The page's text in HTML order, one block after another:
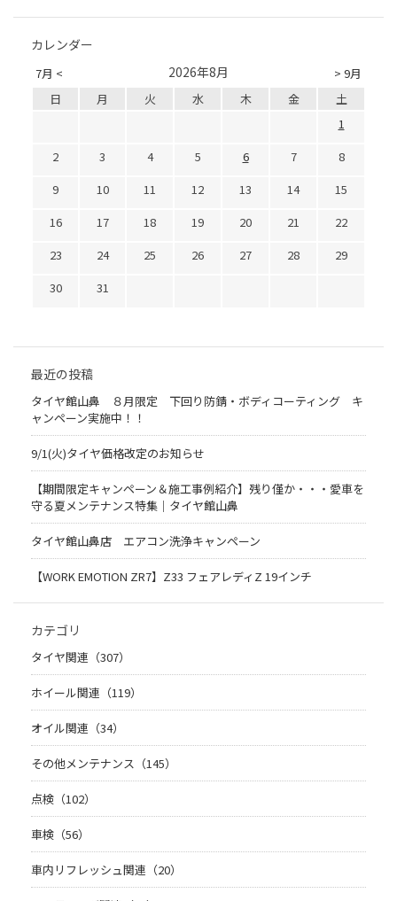
カレンダー
7月 < > 9月
2026年8月
日 月 火 水 木 金
土
1
2
3 4 5 6 7
8
9
10 11 12 13 14
15
16
17 18 19 20 21
22
23
24 25 26 27 28
29
30
31
最近の投稿
タイヤ館山鼻 ８月限定 下回り防錆・ボディコーティング キ
ャンペーン実施中！！
9/1(火)タイヤ価格改定のお知らせ
【期間限定キャンペーン＆施工事例紹介】残り僅か・・・愛車を
守る夏メンテナンス特集｜タイヤ館山鼻
タイヤ館山鼻店 エアコン洗浄キャンペーン
【WORK EMOTION ZR7】Z33 フェアレディZ 19インチ
カテゴリ
タイヤ関連（307）
ホイール関連（119）
オイル関連（34）
その他メンテナンス（145）
点検（102）
車検（56）
車内リフレッシュ関連（20）